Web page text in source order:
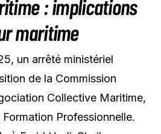
: implications
maritime
un arrêté ministériel
de la Commission
Collective Maritime,
Formation Professionnelle.